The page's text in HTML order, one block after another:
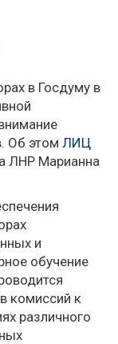
в Госдуму в
Об этом ЛИЦ
ЛНР Марианна
и
обучение
комиссий к
различного